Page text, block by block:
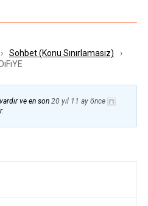
› Sohbet (Konu Sınırlamasız)
›
ve en son 20 yıl 11 ay önce